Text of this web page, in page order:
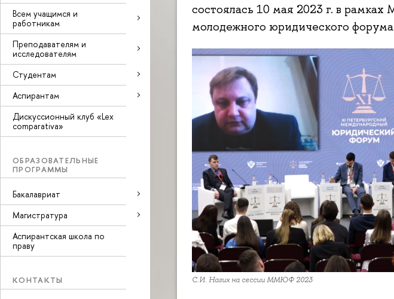
Всем учащимся и
работникам
Преподавателям и
исследователям
Студентам
Аспирантам
Дискуссионный клуб «Lex
comparativa»
ОБРАЗОВАТЕЛЬНЫЕ
ПРОГРАММЫ
Бакалавриат
Магистратура
Аспирантская школа по
праву
КОНТАКТЫ
состоялась 10 мая 2023 г. в
молодежного юридического
С.И. Нагих на сессии ММЮФ 2023